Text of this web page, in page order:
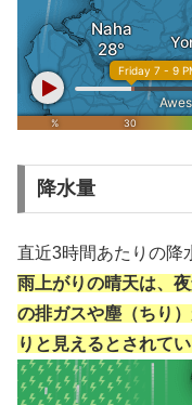
降水量
直近3時間あたりの降
雨上がりの晴天は、
の排ガスや塵（ちり
りと見えるとされてい